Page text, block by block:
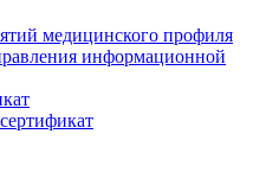
медицинского профиля
информационной